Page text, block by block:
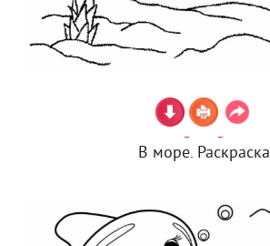
В море. Раскраска